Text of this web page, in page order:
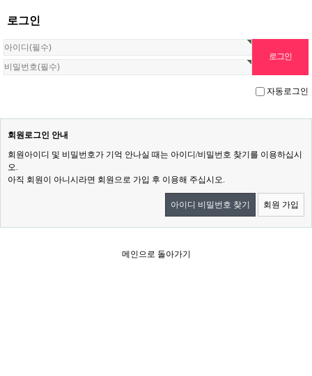
로그인
자동로그인
회원로그인 안내
회원아이디 및 비밀번호가 기억 안나실 때는 아이디/비밀번호 찾기를 이용하십시
오.
아직 회원이 아니시라면 회원으로 가입 후 이용해 주십시오.
아이디 비밀번호 찾기 회원 가입
메인으로 돌아가기